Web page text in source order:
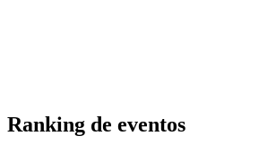
Ranking de eventos